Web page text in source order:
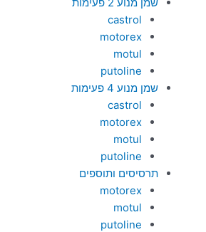
castrol
motorex
motul
putoline
שמן מנוע 4 פעימות
castrol
motorex
motul
putoline
תרסיסים ותוספים
motorex
motul
putoline